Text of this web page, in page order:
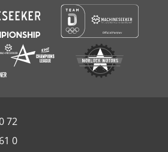
72
0